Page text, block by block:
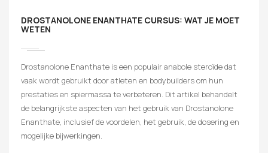
DROSTANOLONE ENANTHATE CURSUS: WAT JE MOET
WETEN
Drostanolone Enanthate is een populair anabole steroïde dat
vaak wordt gebruikt door atleten en bodybuilders om hun
prestaties en spiermassa te verbeteren. Dit artikel behandelt
de belangrijkste aspecten van het gebruik van Drostanolone
Enanthate, inclusief de voordelen, het gebruik, de dosering en
mogelijke bijwerkingen.